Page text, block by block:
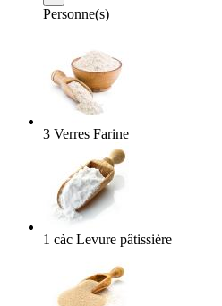
Personne(s)
3 Verres Farine
1 càc Levure pâtissière